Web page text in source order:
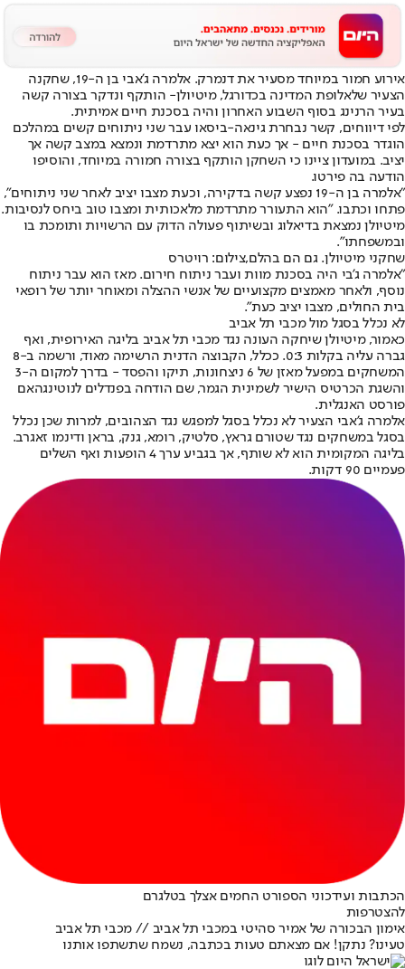
אירוע חמור במיוחד מסעיר את דנמרק. אלמרה ג'אבי בן ה-19, שחקנה
הצעיר שלאלופת המדינה בכדורגל, מיטיולן- הותקף ונדקר בצורה קשה
בעיר הרנינג בסוף השבוע האחרון והיה בסכנת חיים אמיתית.
לפי דיווחים, קשר נבחרת גינאה-ביסאו עבר שני ניתוחים קשים במהלכם
הוגדר בסכנת חיים - אך כעת הוא יצא מתרדמת ונמצא במצב קשה אך
יציב. במועדון ציינו כי השחקן הותקף בצורה חמורה במיוחד, והוסיפו
הודעה בה פירטו.
"אלמרה בן ה-19 נפצע קשה בדקירה, וכעת מצבו יציב לאחר שני ניתוחים",
פתחו וכתבו. "הוא התעורר מתרדמת מלאכותית ומצבו טוב ביחס לנסיבות.
מיטיולן נמצאת בדיאלוג ובשיתוף פעולה הדוק עם הרשויות ותומכת בו
ובמשפחתו".
שחקני מיטיולן. גם הם בהלם,צילום: רויטרס
"אלמרה ג'בי היה בסכנת מוות ועבר ניתוח חירום. מאז הוא עבר ניתוח
נוסף, ולאחר מאמצים מקצועיים של אנשי ההצלה ומאוחר יותר של רופאי
בית החולים, מצבו יציב כעת".
לא נכלל בסגל מול מכבי תל אביב
כאמור, מיטיולן שיחקה העונה נגד מכבי תל אביב בליגה האירופית, ואף
גברה עליה בקלות 0:3
. ככלל, הקבוצה הדנית הרשימה מאוד, ורשמה ב-8
המשחקים במפעל מאזן של 6 ניצחונות, תיקו והפסד - בדרך למקום ה-3
והשגת הכרטיס הישיר לשמינית הגמר, שם הודחה בפנדלים לנוטינגהאם
פורסט האנגלית.
אלמרה ג'אבי הצעיר לא נכלל בסגל למפגש נגד הצהובים, למרות שכן נכלל
בסגל במשחקים נגד שטורם גראץ, סלטיק, רומא, גנק, בראן ודינמו זאגרב.
בליגה המקומית הוא לא שותף, אך בגביע ערך 4 הופעות ואף השלים
פעמיים 90 דקות.
הכתבות ועידכוני הספורט החמים אצלך בטלגרם
להצטרפות
אימון הבכורה של אמיר סהיטי במכבי תל אביב // מכבי תל אביב
טעינו? נתקן! אם מצאתם טעות בכתבה, נשמח שתשתפו אותנו